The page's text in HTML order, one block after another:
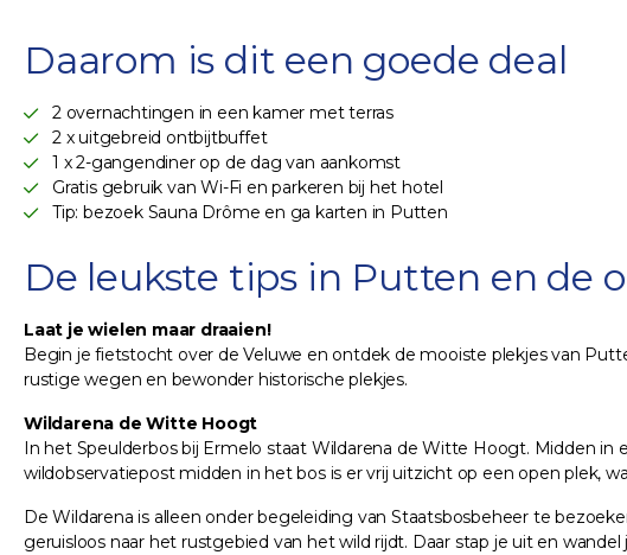
Daarom is dit een goede deal
2 overnachtingen in een kamer met terras
2 x uitgebreid ontbijtbuffet
1 x 2-gangendiner op de dag van aankomst
Gratis gebruik van Wi-Fi en parkeren bij het hotel
Tip: bezoek Sauna Drôme en ga karten in Putten
De leukste tips in Putten en de
Laat je wielen maar draaien!
Begin je fietstocht over de Veluwe en ontdek de mooiste plekjes van
rustige wegen en bewonder historische plekjes.
Wildarena de Witte Hoogt
In het Speulderbos bij Ermelo staat Wildarena de Witte Hoogt. Midden
wildobservatiepost midden in het bos is er vrij uitzicht op een open plek,
De Wildarena is alleen onder begeleiding van Staatsbosbeheer te
geruisloos naar het rustgebied van het wild rijdt. Daar stap je uit en